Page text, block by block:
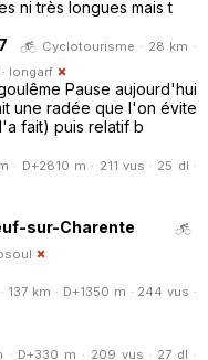
ni très longues mais t
Cyclotourisme · 28 km ·
longarf
Pause aujourd'hui
une radée que l'on évite
fait) puis relatif b
D+2810 m · 211 vus · 25 dl ·
sur-Charente
km · D+1350 m · 244 vus ·
· D+330 m · 209 vus · 27 dl ·